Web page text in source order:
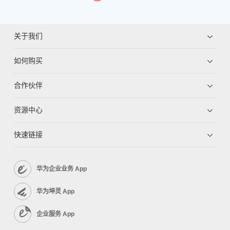
关于我们
如何购买
合作伙伴
资源中心
快速链接
华为企业业务 App
华为坤灵 App
企业服务 App